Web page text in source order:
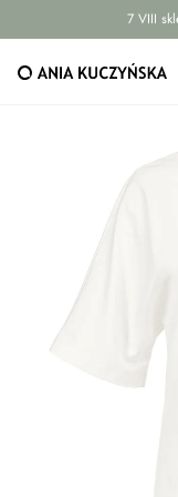
PRZEJDŹ DO TREŚCI7 VIII